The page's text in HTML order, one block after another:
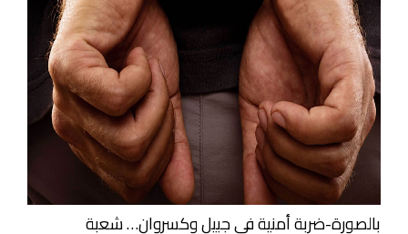
بالصورة-ضربة أمنية في جبيل وكسروان… شعبة